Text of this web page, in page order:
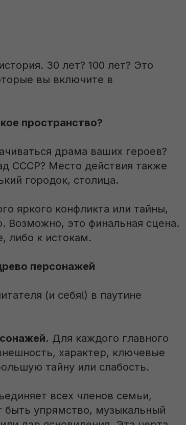
30 лет? 100 лет? Это
вы включите в
пространство?
драма ваших героев?
СССР? Место действия также
городок, столица.
яркого конфликта или тайны,
Возможно, это финальная сцена.
либо к истокам.
персонажей
(и себя!) в паутине
Для каждого главного
характер, ключевые
тайну или слабость.
всех членов семьи,
быть упрямство, музыкальный